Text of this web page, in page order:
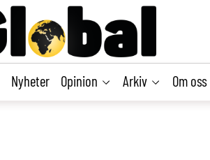
Nyheter Opinion Arkiv Om oss